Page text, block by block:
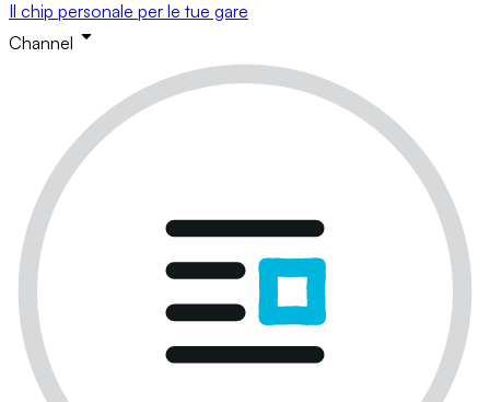
Il chip personale per le tue gare
Channel